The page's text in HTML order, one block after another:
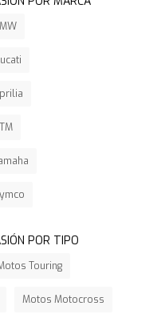
POR TIPO
Touring
Motos Motocross